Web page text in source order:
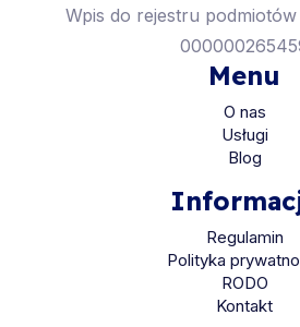
Wpis do rejestru
Menu
O nas
Usługi
Blog
Regulamin
Polityka
RODO
Kontakt